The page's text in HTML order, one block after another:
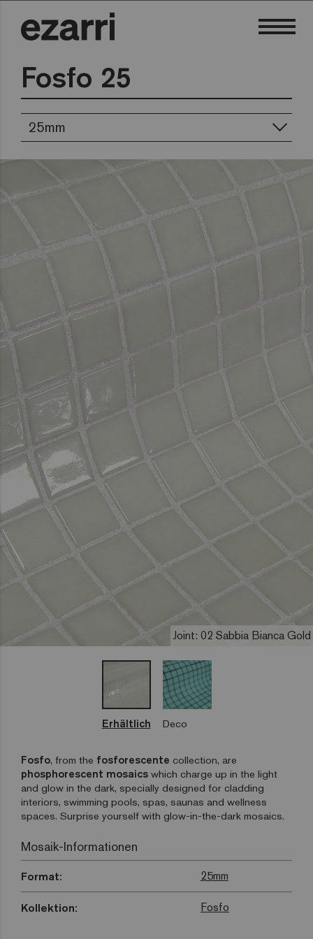
Fosfo 25
25mm
Joint: 02 Sabbia Bianca Gold
Erhältlich Deco
Fosfo, from the fosforescente collection, are
phosphorescent mosaics which charge up in the light
and glow in the dark, specially designed for cladding
interiors, swimming pools, spas, saunas and wellness
spaces. Surprise yourself with glow-in-the-dark mosaics.
Mosaik-Informationen
Format: 25mm
Kollektion: Fosfo